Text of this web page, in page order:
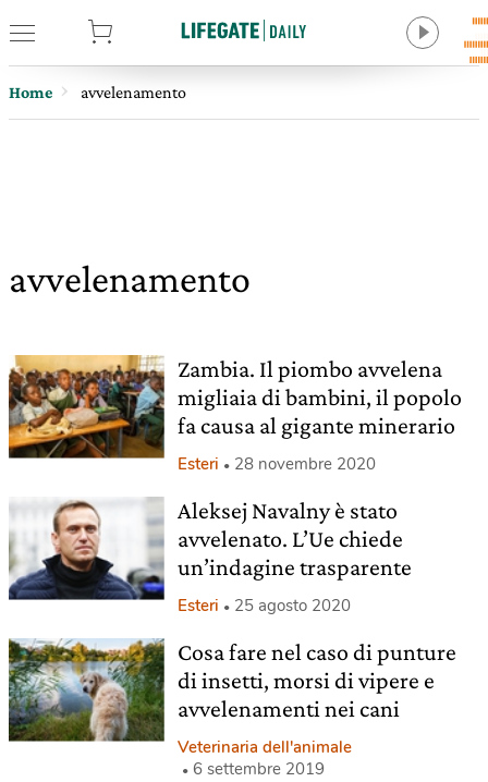
Home avvelenamento
avvelenamento
Zambia. Il piombo avvelena
migliaia di bambini, il popolo
fa causa al gigante minerario
Esteri 28 novembre 2020
Aleksej Navalny è stato
avvelenato. L’Ue chiede
un’indagine trasparente
Esteri 25 agosto 2020
Cosa fare nel caso di punture
di insetti, morsi di vipere e
avvelenamenti nei cani
Veterinaria dell'animale
6 settembre 2019